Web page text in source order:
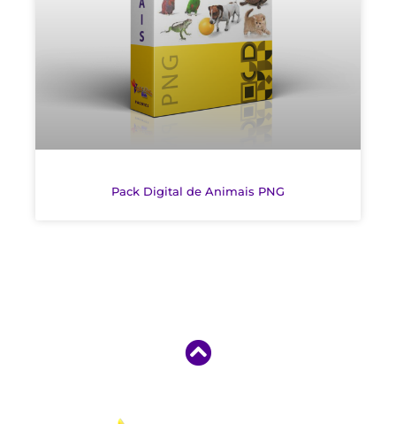
Pack Digital de Animais PNG